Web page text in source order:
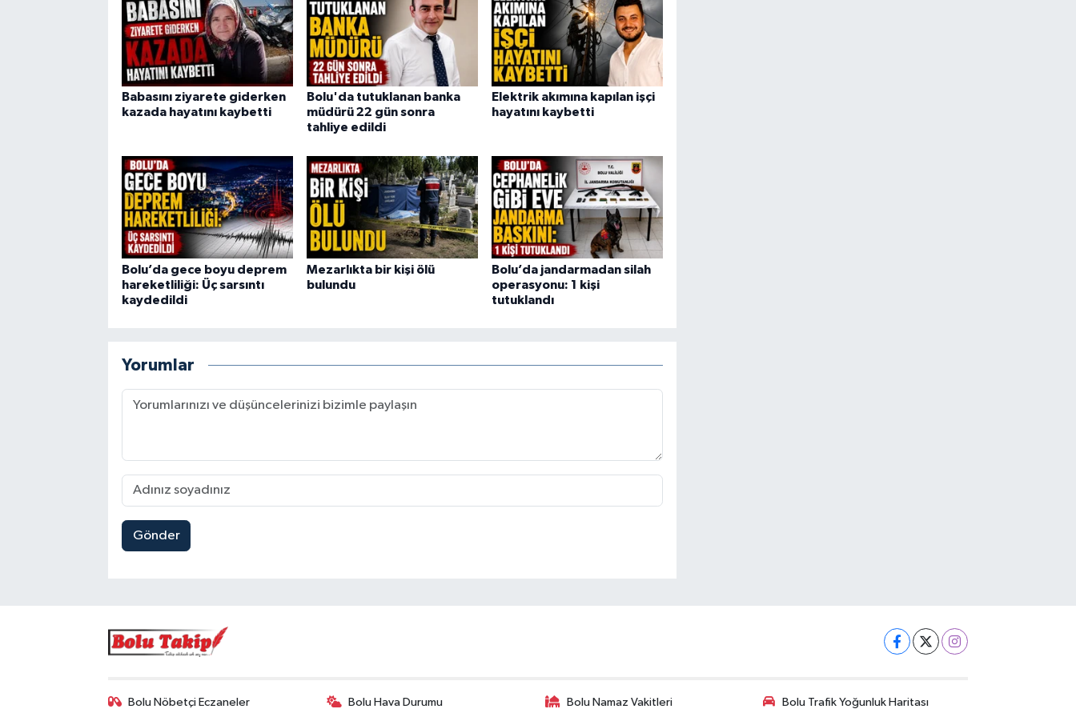
Babasını ziyarete giderken
kazada hayatını kaybetti
Bolu'da tutuklanan banka
müdürü 22 gün sonra
tahliye edildi
Elektrik akımına kapılan işçi
hayatını kaybetti
Bolu’da gece boyu deprem
hareketliliği: Üç sarsıntı
kaydedildi
Mezarlıkta bir kişi ölü
bulundu
Bolu’da jandarmadan silah
operasyonu: 1 kişi
tutuklandı
Yorumlar
Gönder
Bolu Nöbetçi Eczaneler Bolu Hava Durumu Bolu Namaz Vakitleri Bolu Trafik Yoğunluk Haritası